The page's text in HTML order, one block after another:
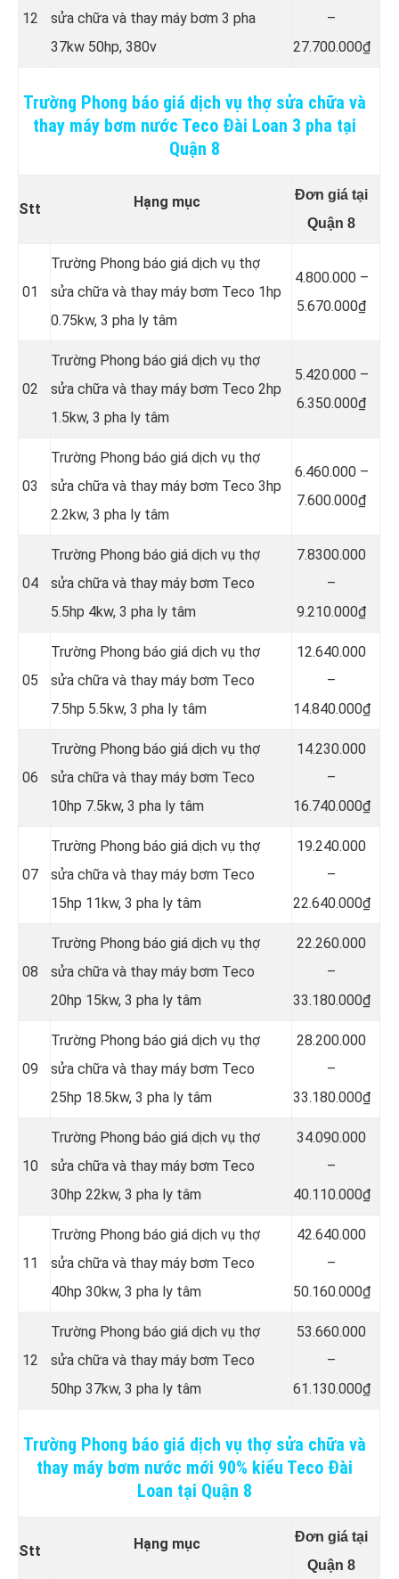
12
sửa chữa và thay máy bơm 3 pha
37kw 50hp, 380v
–
27.700.000₫
Trường Phong báo giá dịch vụ thợ sửa chữa và
thay máy bơm nước Teco Đài Loan 3 pha tại
Quận 8
Stt Hạng mục
Đơn giá tại
Quận 8
01
Trường Phong báo giá dịch vụ thợ
sửa chữa và thay máy bơm Teco 1hp
0.75kw, 3 pha ly tâm
4.800.000 –
5.670.000₫
02
Trường Phong báo giá dịch vụ thợ
sửa chữa và thay máy bơm Teco 2hp
1.5kw, 3 pha ly tâm
5.420.000 –
6.350.000₫
03
Trường Phong báo giá dịch vụ thợ
sửa chữa và thay máy bơm Teco 3hp
2.2kw, 3 pha ly tâm
6.460.000 –
7.600.000₫
04
Trường Phong báo giá dịch vụ thợ
sửa chữa và thay máy bơm Teco
5.5hp 4kw, 3 pha ly tâm
7.8300.000
–
9.210.000₫
05
Trường Phong báo giá dịch vụ thợ
sửa chữa và thay máy bơm Teco
7.5hp 5.5kw, 3 pha ly tâm
12.640.000
–
14.840.000₫
06
Trường Phong báo giá dịch vụ thợ
sửa chữa và thay máy bơm Teco
10hp 7.5kw, 3 pha ly tâm
14.230.000
–
16.740.000₫
07
Trường Phong báo giá dịch vụ thợ
sửa chữa và thay máy bơm Teco
15hp 11kw, 3 pha ly tâm
19.240.000
–
22.640.000₫
08
Trường Phong báo giá dịch vụ thợ
sửa chữa và thay máy bơm Teco
20hp 15kw, 3 pha ly tâm
22.260.000
–
33.180.000₫
09
Trường Phong báo giá dịch vụ thợ
sửa chữa và thay máy bơm Teco
25hp 18.5kw, 3 pha ly tâm
28.200.000
–
33.180.000₫
10
Trường Phong báo giá dịch vụ thợ
sửa chữa và thay máy bơm Teco
30hp 22kw, 3 pha ly tâm
34.090.000
–
40.110.000₫
11
Trường Phong báo giá dịch vụ thợ
sửa chữa và thay máy bơm Teco
40hp 30kw, 3 pha ly tâm
42.640.000
–
50.160.000₫
12
Trường Phong báo giá dịch vụ thợ
sửa chữa và thay máy bơm Teco
50hp 37kw, 3 pha ly tâm
53.660.000
–
61.130.000₫
Trường Phong báo giá dịch vụ thợ sửa chữa và
thay máy bơm nước mới 90% kiểu Teco Đài
Loan tại Quận 8
Stt Hạng mục
Đơn giá tại
Quận 8